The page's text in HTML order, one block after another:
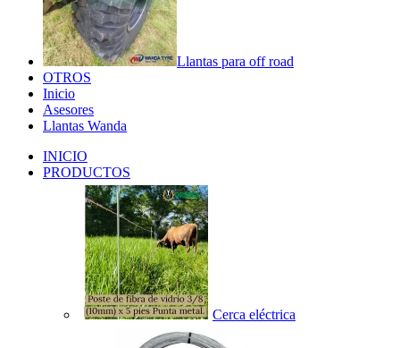
Llantas para off road
OTROS
Inicio
Asesores
Llantas Wanda
INICIO
PRODUCTOS
Cerca eléctrica